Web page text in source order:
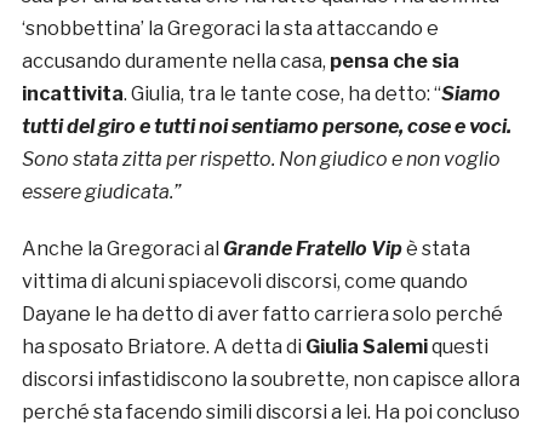
‘snobbettina’ la Gregoraci la sta attaccando e
accusando duramente nella casa, pensa che sia
incattivita. Giulia, tra le tante cose, ha detto: “Siamo
tutti del giro e tutti noi sentiamo persone, cose e voci.
Sono stata zitta per rispetto. Non giudico e non voglio
essere giudicata.”
Anche la Gregoraci al Grande Fratello Vipè stata
vittima di alcuni spiacevoli discorsi, come quando
Dayane le ha detto di aver fatto carriera solo perché
ha sposato Briatore. A detta di Giulia Salemiquesti
discorsi infastidiscono la soubrette, non capisce allora
perché sta facendo simili discorsi a lei. Ha poi concluso